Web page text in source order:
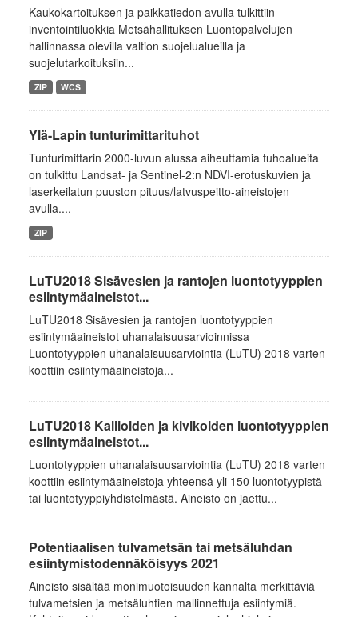
Kaukokartoituksen ja paikkatiedon avulla tulkittiin
inventointiluokkia Metsähallituksen Luontopalvelujen
hallinnassa olevilla valtion suojelualueilla ja
suojelutarkoituksiin...
ZIP WCS
Ylä-Lapin tunturimittarituhot
Tunturimittarin 2000-luvun alussa aiheuttamia tuhoalueita
on tulkittu Landsat- ja Sentinel-2:n NDVI-erotuskuvien ja
laserkeilatun puuston pituus/latvuspeitto-aineistojen
avulla....
ZIP
LuTU2018 Sisävesien ja rantojen luontotyyppien
esiintymäaineistot...
LuTU2018 Sisävesien ja rantojen luontotyyppien
esiintymäaineistot uhanalaisuusarvioinnissa
Luontotyyppien uhanalaisuusarviointia (LuTU) 2018 varten
koottiin esiintymäaineistoja...
LuTU2018 Kallioiden ja kivikoiden luontotyyppien
esiintymäaineistot...
Luontotyyppien uhanalaisuusarviointia (LuTU) 2018 varten
koottiin esiintymäaineistoja yhteensä yli 150 luontotyypistä
tai luontotyyppiyhdistelmästä. Aineisto on jaettu...
Potentiaalisen tulvametsän tai metsäluhdan
esiintymistodennäköisyys 2021
Aineisto sisältää monimuotoisuuden kannalta merkittäviä
tulvametsien ja metsäluhtien mallinnettuja esiintymiä.